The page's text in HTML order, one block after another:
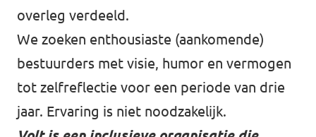
overleg verdeeld.
We zoeken enthousiaste (aankomende)
bestuurders met visie, humor en vermogen
tot zelfreflectie voor een periode van drie
jaar. Ervaring is niet noodzakelijk.